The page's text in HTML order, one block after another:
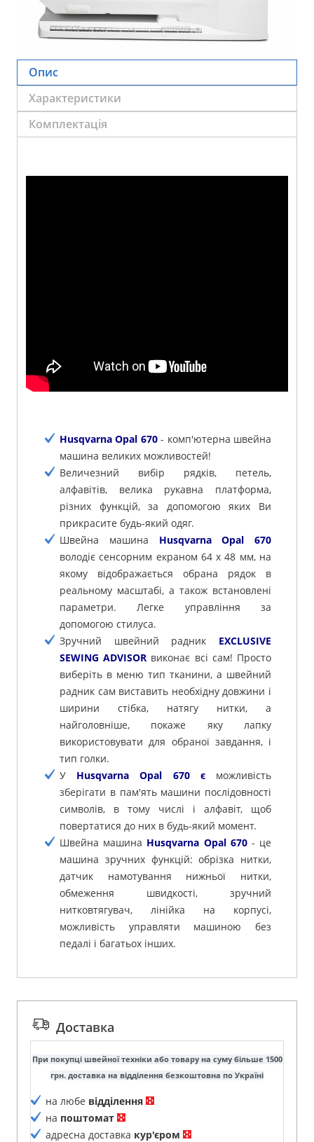
Опис
Характеристики
Комплектація
Husqvarna Opal 670- комп'ютерна швейна
машина великих можливостей!
Величезний вибір рядків, петель,
алфавітів, велика рукавна платформа,
різних функцій, за допомогою яких Ви
прикрасите будь-який одяг.
Швейна машина Husqvarna Opal 670
володіє сенсорним екраном 64 х 48 мм, на
якому відображається обрана рядок в
реальному масштабі, а також встановлені
параметри. Легке управління за
допомогою стилуса.
Зручний швейний радник EXCLUSIVE
SEWING ADVISOR виконає всі сам! Просто
виберіть в меню тип тканини, а швейний
радник сам виставить необхідну довжини і
ширини стібка, натягу нитки, а
найголовніше, покаже яку лапку
використовувати для обраної завдання, і
тип голки.
У Husqvarna Opal 670 єможливість
зберігати в пам'ять машини послідовності
символів, в тому числі і алфавіт, щоб
повертатися до них в будь-який момент.
Швейна машина Husqvarna Opal 670- це
машина зручних функцій: обрізка нитки,
датчик намотування нижньої нитки,
обмеження швидкості, зручний
нитковтягувач, лінійка на корпусі,
можливість управляти машиною без
педалі і багатьох інших.
Доставка
При покупці швейної техніки або товару на суму більше 1500
грн. доставка на відділення безкоштовна по Україні
на любе відділення
на поштомат
адресна доставка кур'єром